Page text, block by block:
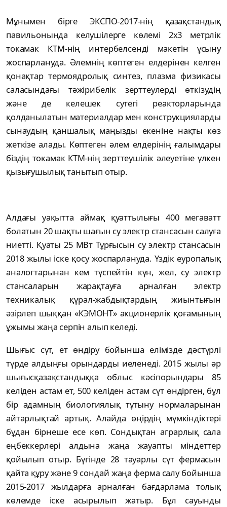
Мұнымен бірге ЭКСПО-2017-нің қазақстандық
павильонында келушілерге көлемі 2х3 метрлік
токамак КТМ-нің интербелсенді макетін ұсыну
жоспарлануда. Әлемнің көптеген елдерінен келген
қонақтар термоядролық синтез, плазма физикасы
саласындағы тәжірибелік зерттеулерді өткізудің
және де келешек сутегі реакторларында
қолданылатын материалдар мен конструкцияларды
сынаудың қаншалық маңызды екеніне нақты көз
жеткізе алады. Көптеген әлем елдерінің ғалымдары
біздің токамак КТМ-нің зерттеушілік әлеуетіне үлкен
қызығушылық танытып отыр.
Алдағы уақытта аймақ қуаттылығы 400 мегаватт
болатын 20 шақты шағын су электр стансасын салуға
ниетті. Қуаты 25 МВт Тұрғысын су электр стансасын
2018 жылы іске қосу жоспарлануда. Үздік еуропалық
аналогтарынан кем түспейтін күн, жел, су электр
стансаларын жарақтауға арналған электр
техникалық құрал-жабдықтардың жиынтығын
әзірлеп шыққан «КЭМОНТ» акционерлік қоғамының
ұжымы жаңа серпін алып келеді.
Шығыс сүт, ет өндіру бойынша елімізде дәстүрлі
түрде алдыңғы орындарды иеленеді. 2015 жылы әр
шығысқазақстандыққа облыс кәсіпорындары 85
келіден астам ет, 500 келіден астам сүт өндірген, бұл
бір адамның биологиялық тұтыну нормаларынан
айтарлықтай артық. Алайда өңірдің мүмкіндіктері
бұдан бірнеше есе көп. Сондықтан аграрлық сала
еңбеккерлері алдына жаңа жауапты міндеттер
қойылып отыр. Бүгінде 28 тауарлы сүт фермасын
қайта құру және 9 сондай жаңа ферма салу бойынша
2015-2017 жылдарға арналған бағдарлама толық
көлемде іске асырылып жатыр. Бұл сауынды